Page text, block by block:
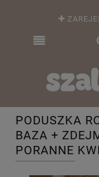
PODUSZKA
BAZA +
PORANNE